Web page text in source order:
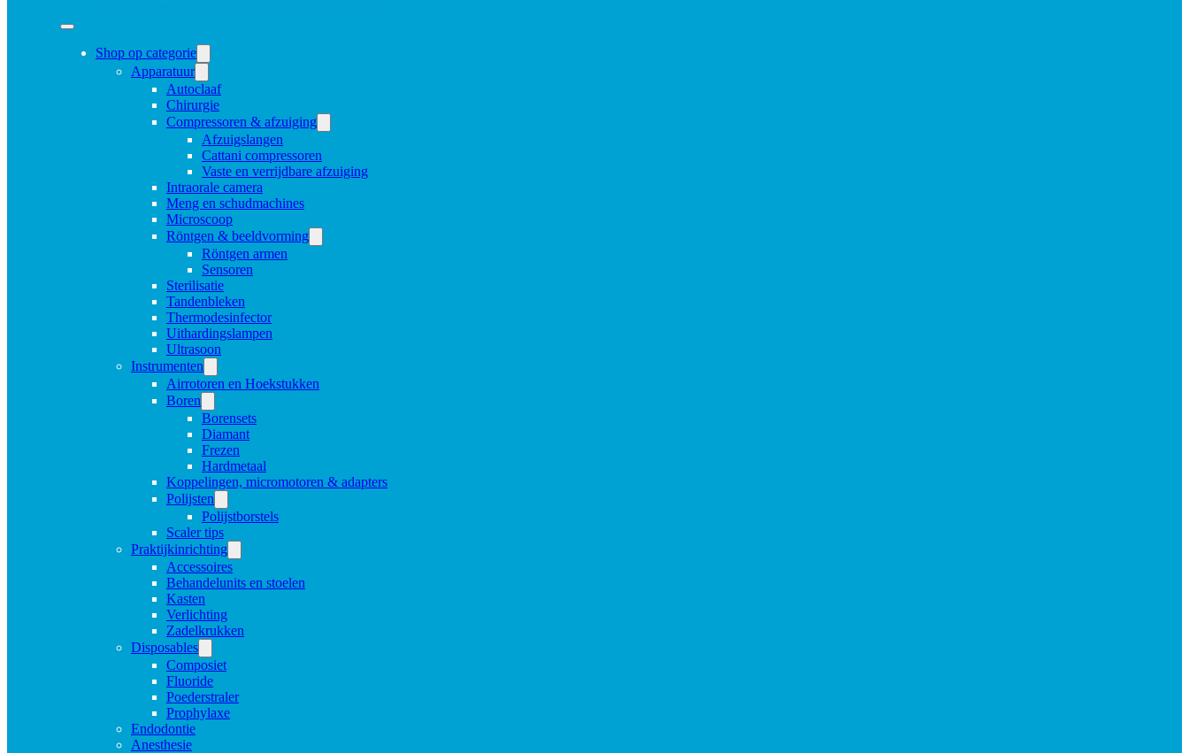
Shop op categorie
Apparatuur
Autoclaaf
Chirurgie
Compressoren & afzuiging
Afzuigslangen
Cattani compressoren
Vaste en verrijdbare afzuiging
Intraorale camera
Meng en schudmachines
Microscoop
Röntgen & beeldvorming
Röntgen armen
Sensoren
Sterilisatie
Tandenbleken
Thermodesinfector
Uithardingslampen
Ultrasoon
Instrumenten
Airrotoren en Hoekstukken
Boren
Borensets
Diamant
Frezen
Hardmetaal
Koppelingen, micromotoren & adapters
Polijsten
Polijstborstels
Scaler tips
Praktijkinrichting
Accessoires
Behandelunits en stoelen
Kasten
Verlichting
Zadelkrukken
Disposables
Composiet
Fluoride
Poederstraler
Prophylaxe
Endodontie
Anesthesie